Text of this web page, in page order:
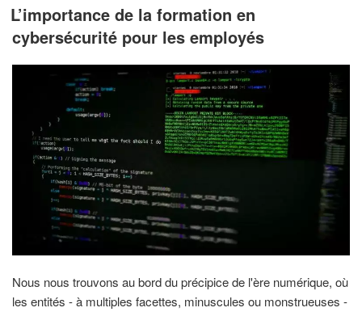
LE
L’importance de la formation en
cybersécurité pour les employés
Nous nous trouvons au bord du précipice de l'ère numérique, où
les entités - à multiples facettes, minuscules ou monstrueuses -